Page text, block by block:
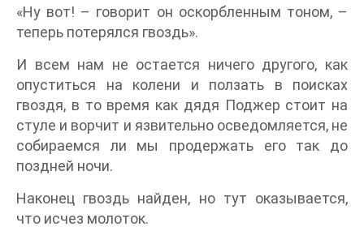
«Ну вот! – говорит он оскорбленным тоном, –
теперь потерялся гвоздь».
И всем нам не остается ничего другого, как
опуститься на колени и ползать в поисках
гвоздя, в то время как дядя Поджер стоит на
стуле и ворчит и язвительно осведомляется, не
собираемся ли мы продержать его так до
поздней ночи.
Наконец гвоздь найден, но тут оказывается,
что исчез молоток.